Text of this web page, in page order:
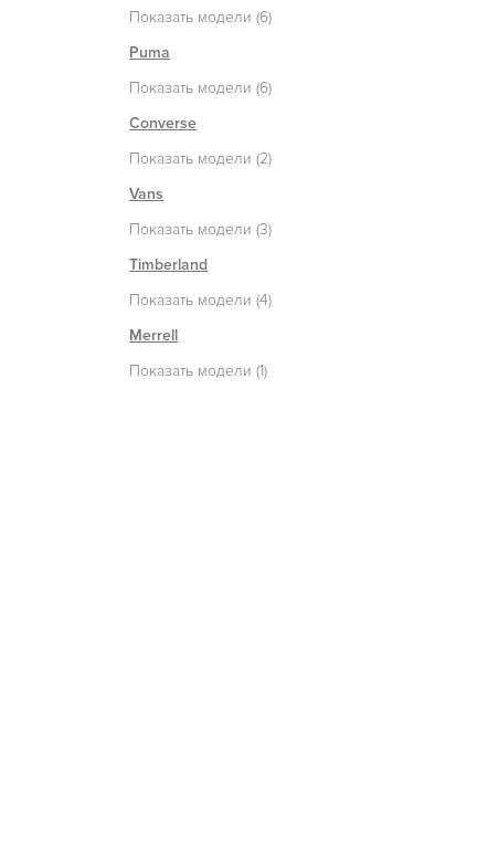
Показать модели (6)
Puma
Показать модели (6)
Converse
Показать модели (2)
Vans
Показать модели (3)
Timberland
Показать модели (4)
Merrell
Показать модели (1)